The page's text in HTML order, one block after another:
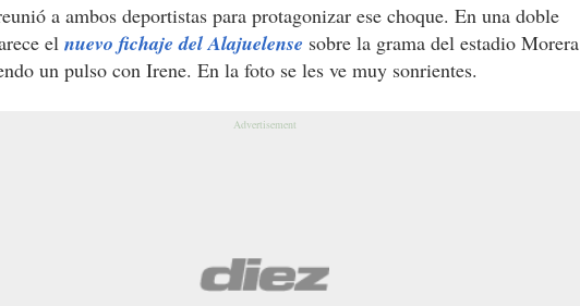
a ambos deportistas para protagonizar ese choque. En una doble
el nuevo fichaje del Alajuelense sobre la grama del estadio Morera
un pulso con Irene. En la foto se les ve muy sonrientes.